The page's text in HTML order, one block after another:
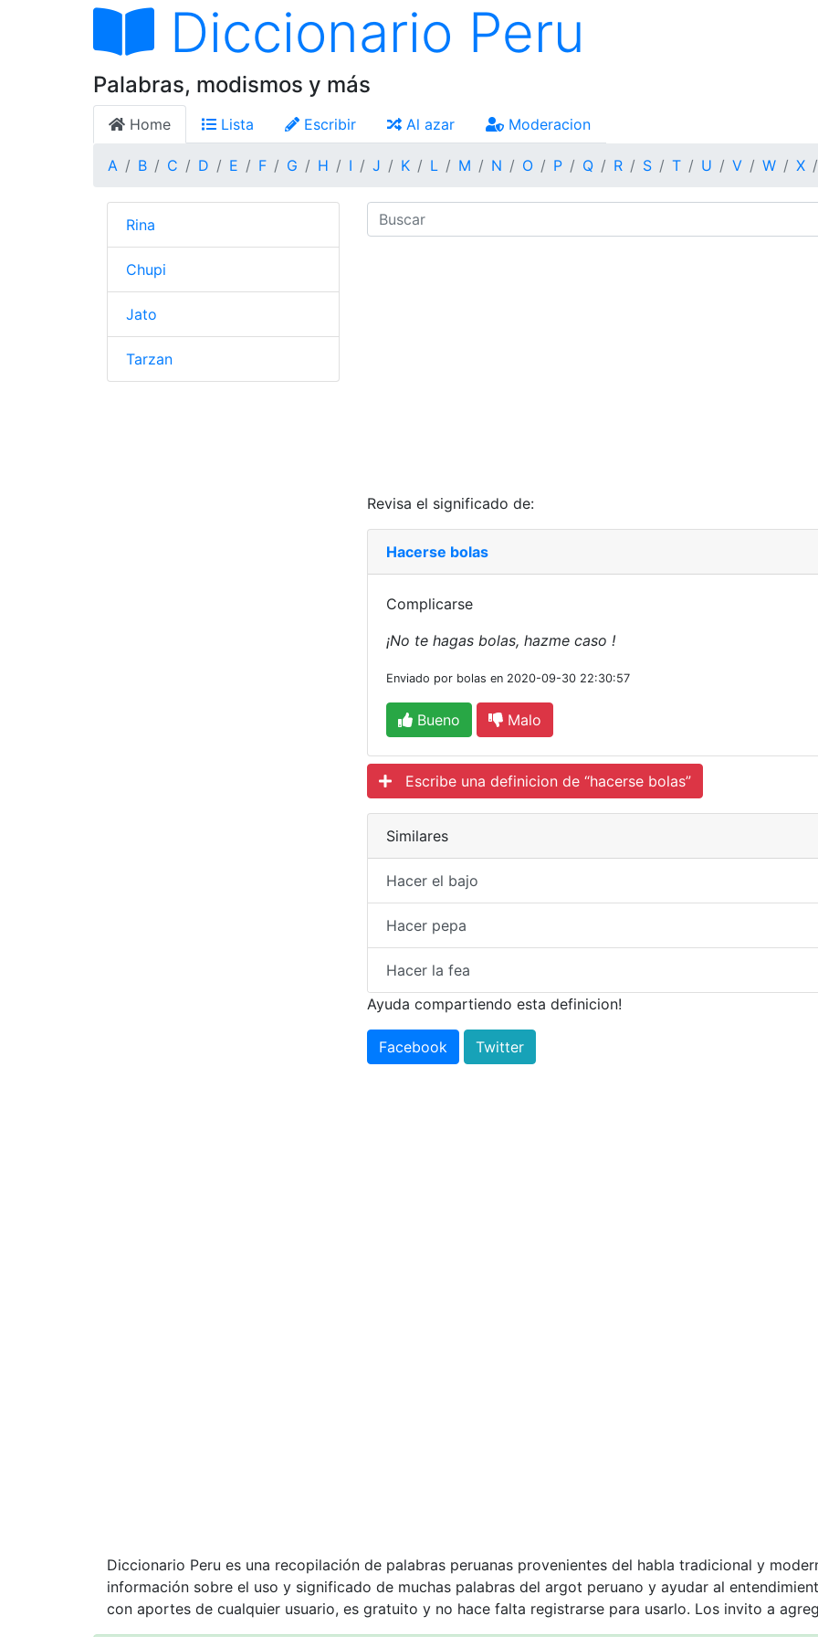
Diccionario Peru
Palabras, modismos y más
Home Lista Escribir Al azar Moderacion
A B C D E F G H I J K L M N O P Q R S T U V W X
Revisa el significado de:
Hacerse bolas
Complicarse
¡No te hagas bolas, hazme caso !
Enviado por bolas en 2020-09-30 22:30:57
Bueno Malo
Escribe una definicion de “hacerse bolas”
Similares
Hacer el bajo
Hacer pepa
Hacer la fea
Ayuda compartiendo esta definicion!
Facebook Twitter
Rina
Chupi
Jato
Tarzan
Diccionario Peru es una recopilación de palabras peruanas provenientes del habla tradicional y
información sobre el uso y significado de muchas palabras del argot peruano y ayudar al
con aportes de cualquier usuario, es gratuito y no hace falta registrarse para usarlo. Los invito a